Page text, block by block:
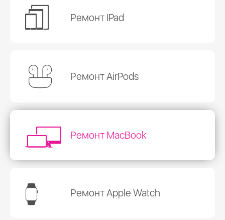
Ремонт IPad
Ремонт AirPods
Ремонт MacBook
Ремонт Apple Watch